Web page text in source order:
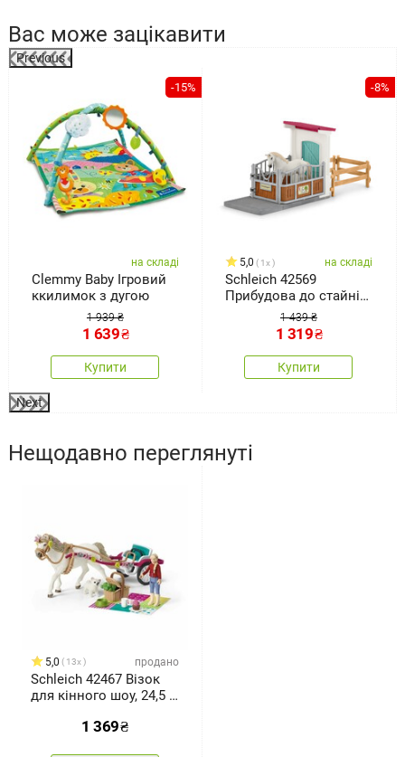
Вас може зацікавити
Previous
-15%
на складі
Clemmy Baby Ігровий
ккилимок з дугою
1 939 ₴
1 639₴
Купити
-8%
5,0 1x на складі
Schleich 42569
Прибудова до стайні
для коней1 439 ₴
1 319₴
Купити
Next
Нещодавно переглянуті
5,0 13x продано
Schleich 42467 Візок
для кінного шоу, 24,5 x
1 369₴